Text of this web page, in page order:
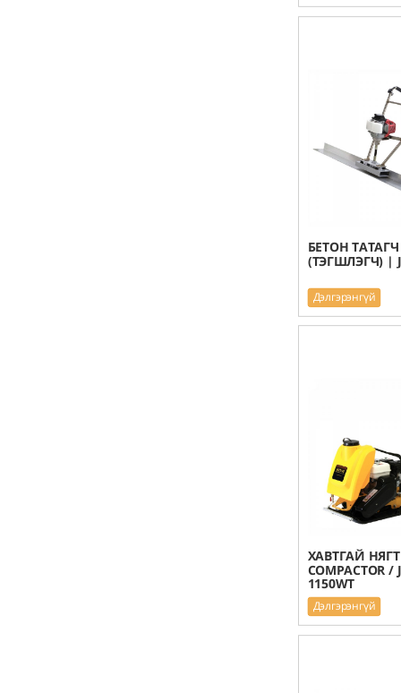
БЕТОН ТАТАГЧ
(ТЭГШЛЭГЧ) |
Дэлгэрэнгүй
ХАВТГАЙ
COMPACTOR /
1150WT
Дэлгэрэнгүй